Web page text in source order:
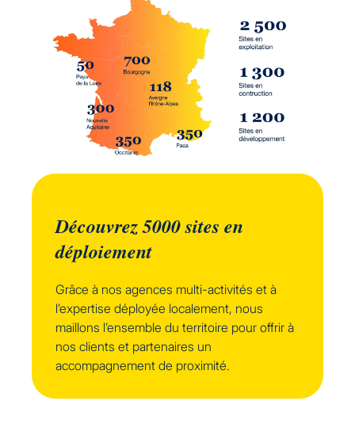
Découvrez 5000 sites en
déploiement
Grâce à nos agences multi-activités et à
l’expertise déployée localement, nous
maillons l’ensemble du territoire pour offrir à
nos clients et partenaires un
accompagnement de proximité.